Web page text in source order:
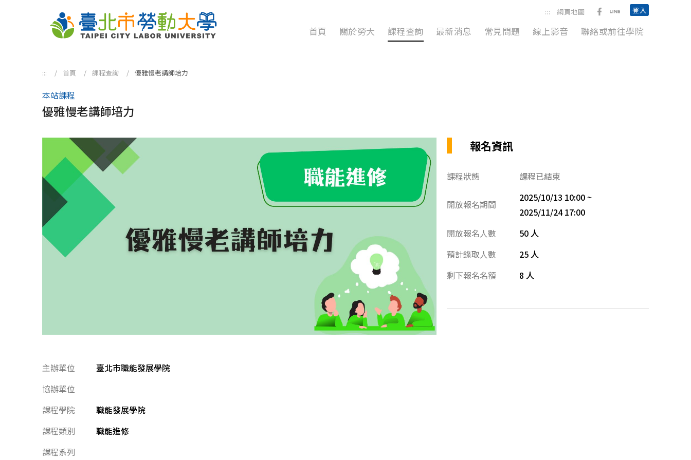
::: 網頁地圖 前往勞動臺北臉書粉絲團
前往臺北市政府勞動局
登入
首頁 關於勞大 課程查詢 最新消息 常見問題 線上影音 聯絡或前往學院
::: 首頁 課程查詢 優雅慢老講師培力
本站課程
優雅慢老講師培力
主辦單位
臺北市職能發展學院
協辦單位
課程學院
職能發展學院
課程類別
職能進修
課程系列
報名資訊
課程狀態 課程已結束
開放報名期間
2025/10/13 10:00 ~
2025/11/24 17:00
開放報名人數
50 人
預計錄取人數
25 人
剩下報名名額
8 人